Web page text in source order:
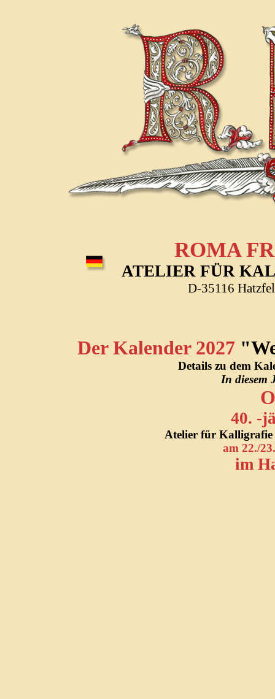
ROMA
ATELIER FÜR
D-35116
Der Kalender 2027
Details zu dem
In diesem
40. -
Atelier für Kalligrafie
am 22./
im